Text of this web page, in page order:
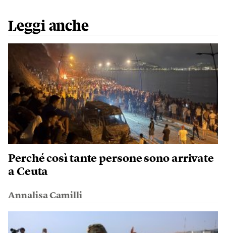
Leggi anche
Perché così tante persone sono arrivate
a Ceuta
Annalisa Camilli